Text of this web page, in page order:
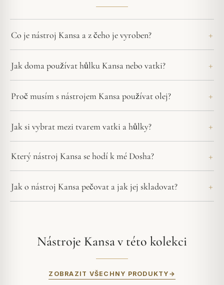
Co je nástroj Kansa a z čeho je vyroben?
Jak doma používat hůlku Kansa nebo vatki?
Proč musím s nástrojem Kansa používat olej?
Jak si vybrat mezi tvarem vatki a hůlky?
Který nástroj Kansa se hodí k mé Dosha?
Jak o nástroj Kansa pečovat a jak jej skladovat?
Nástroje Kansa v této kolekci
ZOBRAZIT VŠECHNY PRODUKTY